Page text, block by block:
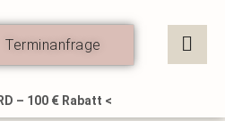
Terminanfrage
– 100 € Rabatt <